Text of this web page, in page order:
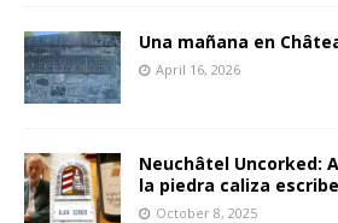
Una mañana en
April 16, 2026
Neuchâtel Uncorked:
la piedra caliza
October 8, 2025